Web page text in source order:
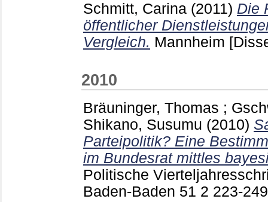
Schmitt, Carina (2011) Die
öffentlicher
Vergleich. Mannheim
2010
Bräuninger, Thomas ;
Shikano, Susumu (2010)
Parteipolitik? Eine
im Bundesrat mittles
Politische
Baden-Baden 51 2 223-